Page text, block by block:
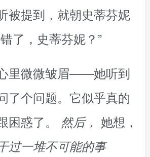
被提到，就朝史蒂芬妮
了，史蒂芬妮？”
里微微皱眉——她听到
了个问题。它似乎真的
困惑了。 然后， 她想，
过一堆不可能的事